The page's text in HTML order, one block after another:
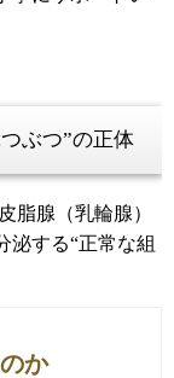
ぶつ”の正体
脂腺（乳輪腺）
泌する“正常な組
か